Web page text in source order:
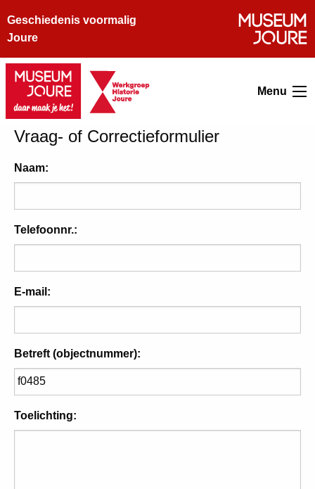
Geschiedenis voormalig
Joure
Menu
Vraag- of Correctieformulier
Naam:
Telefoonnr.:
E-mail:
Betreft (objectnummer):
Toelichting: